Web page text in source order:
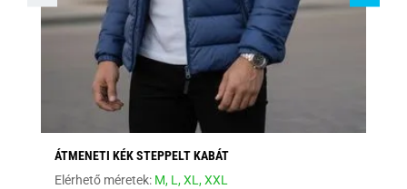
ÁTMENETI KÉK STEPPELT KABÁT
Elérhető méretek: M, L,XL,XXL